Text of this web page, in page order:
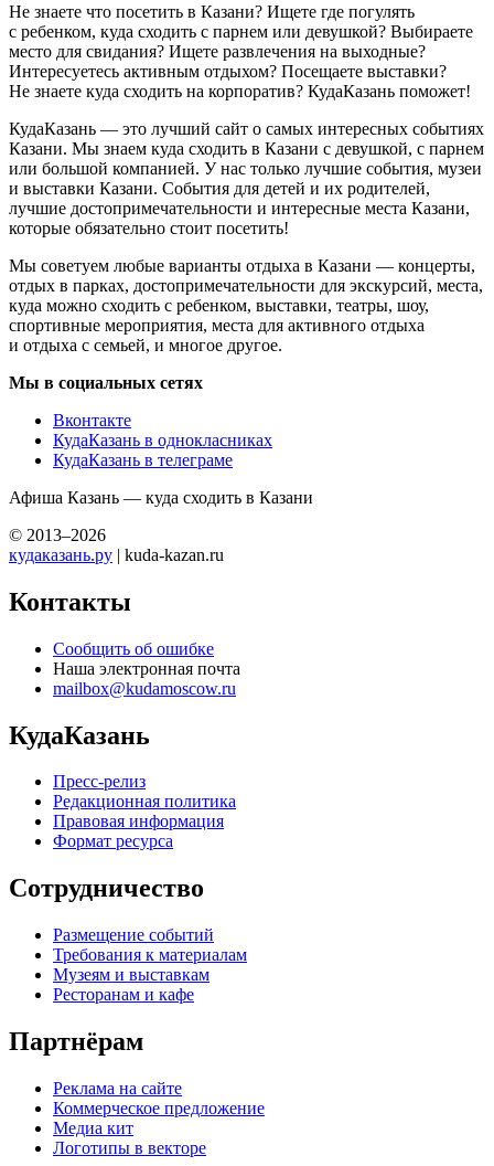
Не знаете что посетить в Казани? Ищете где погулять
с ребенком, куда сходить с парнем или девушкой? Выбираете
место для свидания? Ищете развлечения на выходные?
Интересуетесь активным отдыхом? Посещаете выставки?
Не знаете куда сходить на корпоратив? КудаКазань поможет!
КудаКазань — это лучший сайт о самых интересных событиях
Казани. Мы знаем куда сходить в Казани с девушкой, с парнем
или большой компанией. У нас только лучшие события, музеи
и выставки Казани. События для детей и их родителей,
лучшие достопримечательности и интересные места Казани,
которые обязательно стоит посетить!
Мы советуем любые варианты отдыха в Казани — концерты,
отдых в парках, достопримечательности для экскурсий, места,
куда можно сходить с ребенком, выставки, театры, шоу,
спортивные мероприятия, места для активного отдыха
и отдыха с семьей, и многое другое.
Мы в социальных сетях
Вконтакте
КудаКазань в однокласниках
КудаКазань в телеграме
Афиша Казань — куда сходить в Казани
© 2013–2026
кудаказань.ру | kuda-kazan.ru
Контакты
Сообщить об ошибке
Наша электронная почта
mailbox@kudamoscow.ru
КудаКазань
Пресс-релиз
Редакционная политика
Правовая информация
Формат ресурса
Сотрудничество
Размещение событий
Требования к материалам
Музеям и выставкам
Ресторанам и кафе
Партнёрам
Реклама на сайте
Коммерческое предложение
Медиа кит
Логотипы в векторе